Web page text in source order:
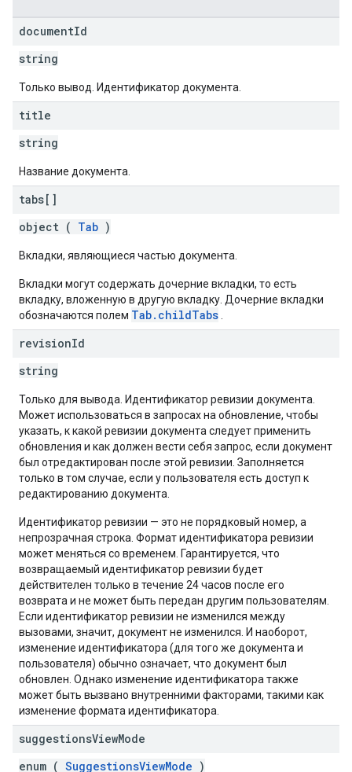
documentId
string
Только вывод. Идентификатор документа.
title
string
Название документа.
tabs[]
object ( Tab )
Вкладки, являющиеся частью документа.
Вкладки могут содержать дочерние вкладки, то есть
вкладку, вложенную в другую вкладку. Дочерние вкладки
обозначаются полем Tab.childTabs
revisionId
string
Только для вывода. Идентификатор ревизии документа.
Может использоваться в запросах на обновление, чтобы
указать, к какой ревизии документа следует применить
обновления и как должен вести себя запрос, если документ
был отредактирован после этой ревизии. Заполняется
только в том случае, если у пользователя есть доступ к
редактированию документа.
Идентификатор ревизии — это не порядковый номер, а
непрозрачная строка. Формат идентификатора ревизии
может меняться со временем. Гарантируется, что
возвращаемый идентификатор ревизии будет
действителен только в течение 24 часов после его
возврата и не может быть передан другим пользователям.
Если идентификатор ревизии не изменился между
вызовами, значит, документ не изменился. И наоборот,
изменение идентификатора (для того же документа и
пользователя) обычно означает, что документ был
обновлен. Однако изменение идентификатора также
может быть вызвано внутренними факторами, такими как
изменение формата идентификатора.
suggestionsViewMode
enum ( SuggestionsViewMode )